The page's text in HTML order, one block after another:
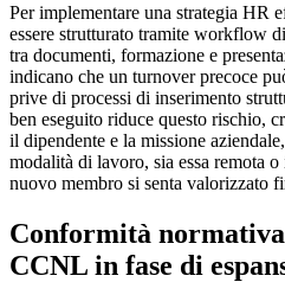
Per implementare una strategia HR
essere strutturato tramite workflow
tra documenti, formazione e
indicano che un turnover precoce
prive di processi di inserimento
ben eseguito riduce questo rischio,
il dipendente e la missione
modalità di lavoro, sia essa remota
nuovo membro si senta valorizzato
Conformità normativa
CCNL in fase di